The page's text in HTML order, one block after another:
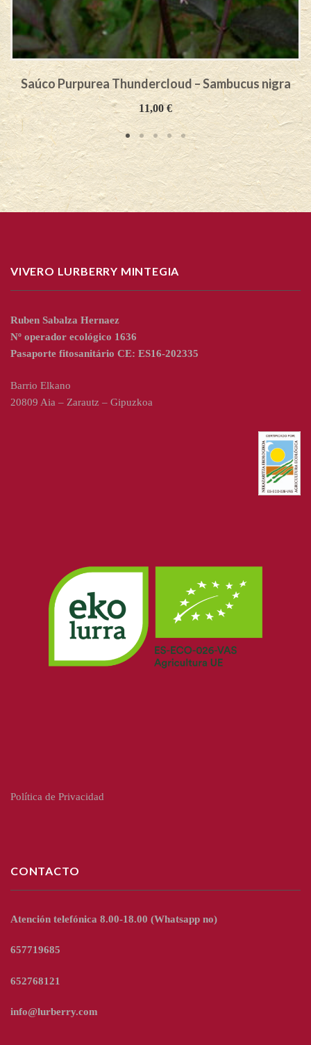
Saúco Purpurea Thundercloud – Sambucus nigra
11,00€
VIVERO LURBERRY MINTEGIA
Ruben Sabalza Hernaez
Nº operador ecológico 1636
Pasaporte fitosanitário CE: ES16-202335
Barrio Elkano
20809 Aia – Zarautz – Gipuzkoa
Política de Privacidad
CONTACTO
Atención telefónica 8.00-18.00 (Whatsapp no)
657719685
652768121
info@lurberry.com